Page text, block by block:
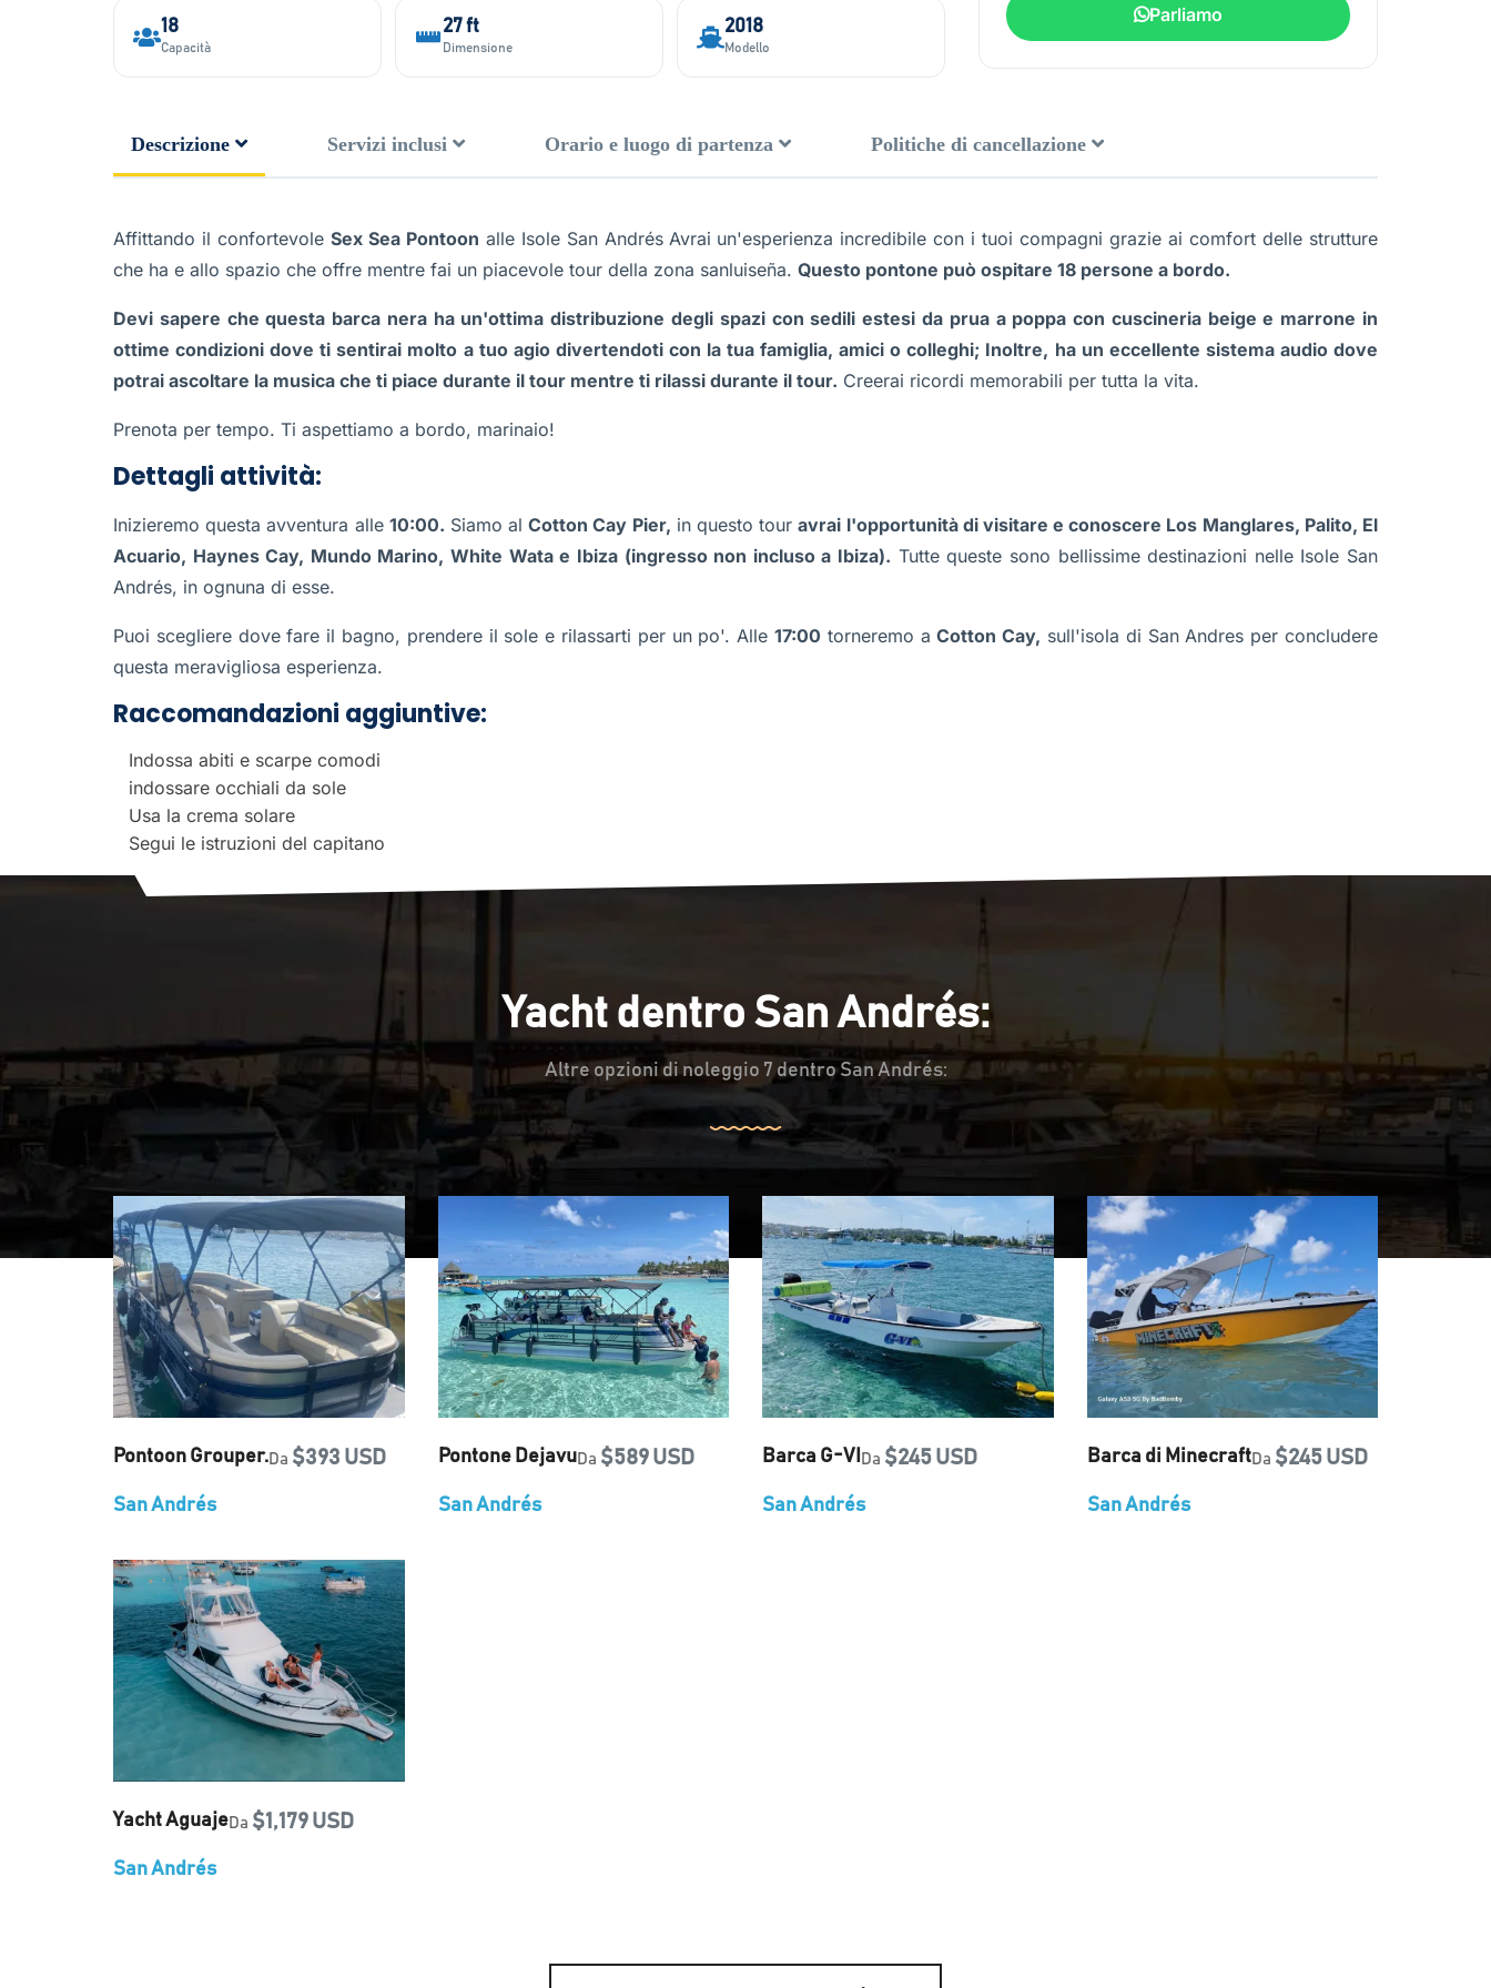
18
Capacità
27 ft
Dimensione
2018
Modello
Parliamo
Descrizione Servizi inclusi Orario e luogo di partenza Politiche di cancellazione
Affittando il confortevole Sex Sea Pontoon alle Isole San Andrés Avrai un'esperienza incredibile con i tuoi compagni grazie ai comfort delle strutture
che ha e allo spazio che offre mentre fai un piacevole tour della zona sanluiseña. Questo pontone può ospitare 18 persone a bordo.
Devi sapere che questa barca nera ha un'ottima distribuzione degli spazi con sedili estesi da prua a poppa con cuscineria beige e marrone in
ottime condizioni dove ti sentirai molto a tuo agio divertendoti con la tua famiglia, amici o colleghi; Inoltre, ha un eccellente sistema audio dove
potrai ascoltare la musica che ti piace durante il tour mentre ti rilassi durante il tour. Creerai ricordi memorabili per tutta la vita.
Prenota per tempo. Ti aspettiamo a bordo, marinaio!
Dettagli attività:
Inizieremo questa avventura alle 10:00. Siamo alCotton Cay Pier, in questo touravrai l'opportunità di visitare e conoscere Los Manglares, Palito, El
Acuario, Haynes Cay, Mundo Marino, White Wata e Ibiza (ingresso non incluso a Ibiza). Tutte queste sono bellissime destinazioni nelle Isole San
Andrés, in ognuna di esse.
Puoi scegliere dove fare il bagno, prendere il sole e rilassarti per un po'. Alle 17:00 torneremo aCotton Cay, sull'isola di San Andres per concludere
questa meravigliosa esperienza.
Raccomandazioni aggiuntive:
Indossa abiti e scarpe comodi
indossare occhiali da sole
Usa la crema solare
Segui le istruzioni del capitano
Yacht dentro San Andrés:
Altre opzioni di noleggio 7 dentro San Andrés:
Pontoon Grouper.Da $393 USD
San Andrés
Pontone DejavuDa $589 USD
San Andrés
Barca G-VI Da $245 USD
San Andrés
Barca di MinecraftDa $245 USD
San Andrés
Yacht AguajeDa $1,179 USD
San Andrés